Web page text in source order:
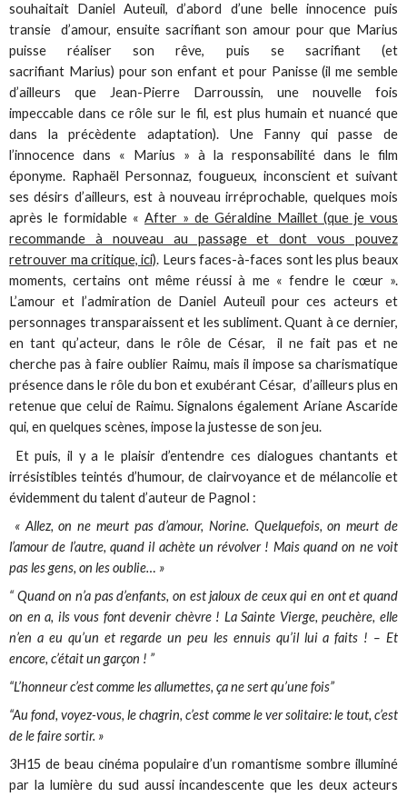
souhaitait Daniel Auteuil, d’abord d’une belle innocence puis
transie d’amour, ensuite sacrifiant son amour pour que Marius
puisse réaliser son rêve, puis se sacrifiant (et
sacrifiant Marius) pour son enfant et pour Panisse (il me semble
d’ailleurs que Jean-Pierre Darroussin, une nouvelle fois
impeccable dans ce rôle sur le fil, est plus humain et nuancé que
dans la précèdente adaptation). Une Fanny qui passe de
l’innocence dans « Marius » à la responsabilité dans le film
éponyme. Raphaël Personnaz, fougueux, inconscient et suivant
ses désirs d’ailleurs, est à nouveau irréprochable, quelques mois
après le formidable «After » de Géraldine Maillet (que je vous
recommande à nouveau au passage et dont vous pouvez
retrouver ma critique, ici). Leurs faces-à-faces sont les plus beaux
moments, certains ont même réussi à me « fendre le cœur ».
L’amour et l’admiration de Daniel Auteuil pour ces acteurs et
personnages transparaissent et les subliment. Quant à ce dernier,
en tant qu’acteur, dans le rôle de César, il ne fait pas et ne
cherche pas à faire oublier Raimu, mais il impose sa charismatique
présence dans le rôle du bon et exubérant César, d’ailleurs plus en
retenue que celui de Raimu. Signalons également Ariane Ascaride
qui, en quelques scènes, impose la justesse de son jeu.
Et puis, il y a le plaisir d’entendre ces dialogues chantants et
irrésistibles teintés d’humour, de clairvoyance et de mélancolie et
évidemment du talent d’auteur de Pagnol :
« Allez, on ne meurt pas d’amour, Norine. Quelquefois, on meurt de
l’amour de l’autre, quand il achète un révolver ! Mais quand on ne voit
pas les gens, on les oublie… »
“ Quand on n’a pas d’enfants, on est jaloux de ceux qui en ont et quand
on en a, ils vous font devenir chèvre ! La Sainte Vierge, peuchère, elle
n’en a eu qu’un et regarde un peu les ennuis qu’il lui a faits ! – Et
encore, c’était un garçon ! ”
“L’honneur c’est comme les allumettes, ça ne sert qu’une fois”
“Au fond, voyez-vous, le chagrin, c’est comme le ver solitaire: le tout, c’est
de le faire sortir. »
3H15 de beau cinéma populaire d’un romantisme sombre illuminé
par la lumière du sud aussi incandescente que les deux acteurs